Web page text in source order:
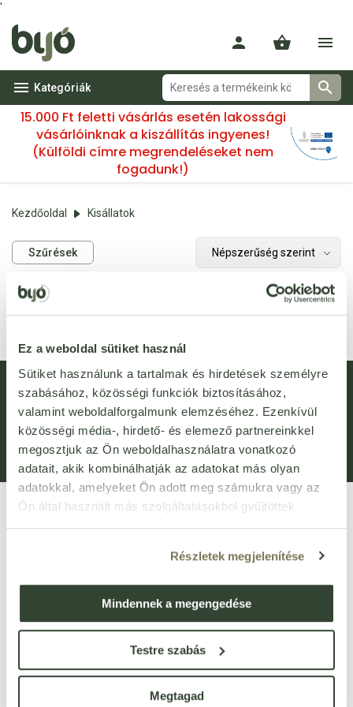
Ez a weboldal sütiket használ
Sütiket használunk a tartalmak és hirdetések személyre
szabásához, közösségi funkciók biztosításához,
valamint weboldalforgalmunk elemzéséhez. Ezenkívül
közösségi média-, hirdető- és elemező partnereinkkel
megosztjuk az Ön weboldalhasználatra vonatkozó
adatait, akik kombinálhatják az adatokat más olyan
adatokkal, amelyeket Ön adott meg számukra vagy az
Ön által használt más szolgáltatásokból gyűjtöttek.
Részletek megjelenítése
Mindennek a megengedése
Testre szabás
Megtagad
'
Kategóriák
15.000 Ft feletti vásárlás esetén lakossági
vásárlóinknak a kiszállítás ingyenes!
(Külföldi címre megrendeléseket nem
fogadunk!)
Kezdőoldal Kisállatok
Szűrések
Nincs találat.
Hírlevél feliratkozás Újdonságok
Általános Szerződési Feltételek (ÁSZF) Adatvédelem
Adatkezelési kérelem Panaszkezelési Tájékoztató
Bejelentővédelem Fogyasztói elállás
VIRTUÁLIS SÉTA
Üzletünk bejárása3D-ben
1135 Budapest, Róbert Károly körút 96-100.